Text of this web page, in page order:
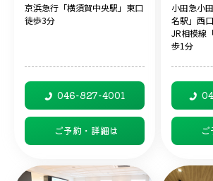
京浜急行「横須賀中央駅」東口
徒歩3分
046-827-4001
ご予約・詳細は
小田急小
名駅」西
JR相模線
歩1分
ご